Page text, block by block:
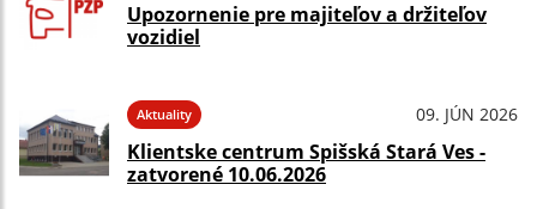
Upozornenie pre majiteľov a držiteľov
vozidiel
Aktuality 09. JÚN 2026
Klientske centrum Spišská Stará Ves -
zatvorené 10.06.2026